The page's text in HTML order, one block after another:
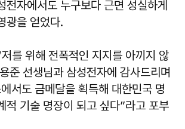
전자에서도 누구보다 근면 성실하게
광을 얻었다.
를 위해 전폭적인 지지를 아끼지 않
준 선생님과 삼성전자에 감사드리며
서도 금메달을 획득해 대한민국 명
적 기술 명장이 되고 싶다”라고 포부